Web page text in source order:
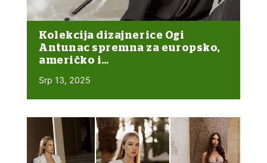
Kolekcija dizajnerice Ogi
Antunac spremna za europsko,
američko i…
Srp 13, 2025